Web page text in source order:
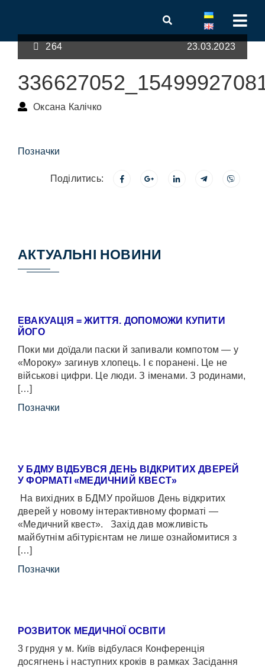
264 23.03.2023
Оксана Калічко
Позначки
Поділитись:
АКТУАЛЬНІ НОВИНИ
ЕВАКУАЦІЯ = ЖИТТЯ. ДОПОМОЖИ КУПИТИ
ЙОГО
Поки ми доїдали паски й запивали компотом — у
«Мороку» загинув хлопець. І є поранені. Це не
військові цифри. Це люди. З іменами. З родинами,
[…]
Позначки
У БДМУ ВІДБУВСЯ ДЕНЬ ВІДКРИТИХ ДВЕРЕЙ
У ФОРМАТІ «МЕДИЧНИЙ КВЕСТ»
На вихідних в БДМУ пройшов День відкритих
дверей у новому інтерактивному форматі —
«Медичний квест». Захід дав можливість
майбутнім абітурієнтам не лише ознайомитися з
[…]
Позначки
РОЗВИТОК МЕДИЧНОЇ ОСВІТИ
3 грудня у м. Київ відбулася Конференція
досягнень і наступних кроків в рамках Засідання